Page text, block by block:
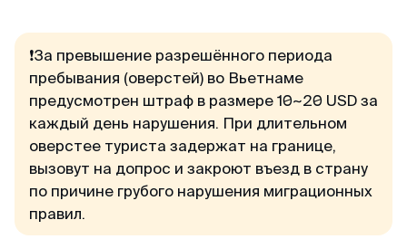
прошел очень быстро и без каких-либо
сложностей. Сотрудник компании ответил
оперативно и поделился очень подробной
инструкцией для сбора документов и
подготовки фотографий. И вот через 3 дня
визы были готовы! После обращения в
MyVisaWorld однозначно остались только
приятные впечатления!
❗️За превышение разрешённого периода
пребывания (оверстей) во Вьетнаме
предусмотрен штраф в размере 10~20 USD за
каждый день нарушения. При длительном
оверстее туриста задержат на границе,
вызовут на допрос и закроют въезд в страну
по причине грубого нарушения миграционных
правил.